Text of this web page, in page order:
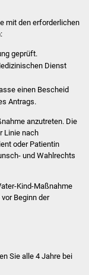
mit den erforderlichen
geprüft.
Dienst
einen Bescheid
Antrags.
anzutreten. Die
Linie nach
oder Patientin
und Wahlrechts
Kind-Maßnahme
Beginn der
Sie alle 4 Jahre bei